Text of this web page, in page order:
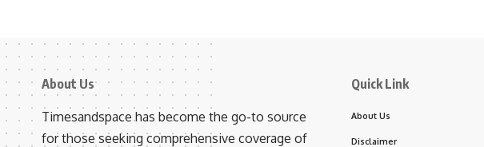
About Us
Timesandspace has become the go-to source
for those seeking comprehensive coverage of
Quick Link
About Us
Disclaimer